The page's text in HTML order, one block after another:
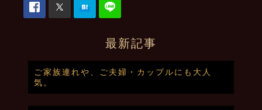
最新記事
ご家族連れや、ご夫婦・カップルにも大人
気。